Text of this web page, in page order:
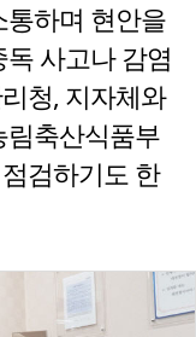
통하며 현안을
사고나 감염
청, 지자체와
림축산식품부
검하기도 한